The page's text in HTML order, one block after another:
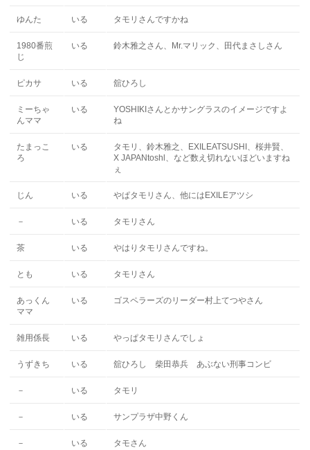
ゆんた いる タモリさんですかね
1980番煎
じ
いる 鈴木雅之さん、Mr.マリック、田代まさしさん
ピカサ いる 舘ひろし
ミーちゃ
んママ
いる
YOSHIKIさんとかサングラスのイメージですよ
ね
たまっこ
ろ
いる
タモリ、鈴木雅之、EXILEATSUSHI、桜井賢、
X JAPANtoshl、など数え切れないほどいますね
ぇ
じん いる やぱタモリさん、他にはEXILEアツシ
－ いる タモリさん
茶 いる やはりタモリさんですね。
とも いる タモリさん
あっくん
ママ
いる ゴスペラーズのリーダー村上てつやさん
雑用係長 いる やっぱタモリさんでしょ
うずきち いる 舘ひろし 柴田恭兵 あぶない刑事コンビ
－ いる タモリ
－ いる サンプラザ中野くん
－ いる タモさん